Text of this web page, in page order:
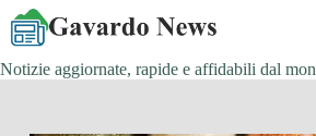
Salta
contenuto
Notizie aggiornate, rapide e affidabili dal